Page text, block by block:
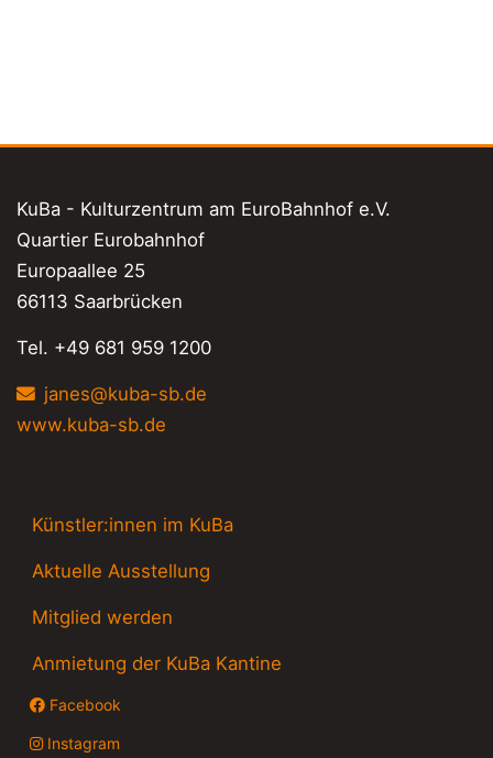
KuBa - Kulturzentrum am EuroBahnhof e.V.
Quartier Eurobahnhof
Europaallee 25
66113 Saarbrücken
Tel. +49 681 959 1200
janes@kuba-sb.de
www.kuba-sb.de
Künstler:innen im KuBa
Aktuelle Ausstellung
Mitglied werden
Anmietung der KuBa Kantine
Facebook
Instagram